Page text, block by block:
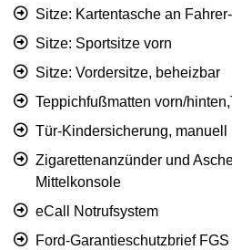
Sitze: Kartentasche an
Sitze: Sportsitze vorn
Sitze: Vordersitze, beheizbar
Teppichfußmatten vorn/
Tür-Kindersicherung, manuell
Zigarettenanzünder und
Mittelkonsole
eCall Notrufsystem
Ford-Garantieschutzbrief